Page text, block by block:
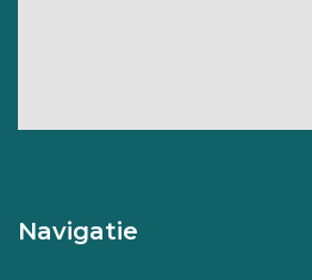
Navigatie